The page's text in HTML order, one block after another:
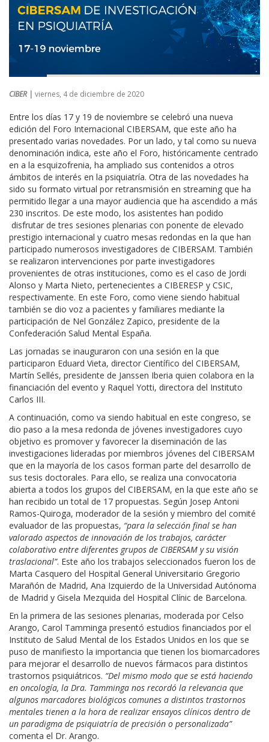
CIBER | viernes, 4 de diciembre de 2020
Entre los días 17 y 19 de noviembre se celebró una nueva
edición del Foro Internacional CIBERSAM, que este año ha
presentado varias novedades. Por un lado, y tal como su nueva
denominación indica, este año el Foro, históricamente centrado
en a la esquizofrenia, ha ampliado sus contenidos a otros
ámbitos de interés en la psiquiatría. Otra de las novedades ha
sido su formato virtual por retransmisión en streaming que ha
permitido llegar a una mayor audiencia que ha ascendido a más
230 inscritos. De este modo, los asistentes han podido
disfrutar de tres sesiones plenarias con ponente de elevado
prestigio internacional y cuatro mesas redondas en la que han
participado numerosos investigadores de CIBERSAM. También
se realizaron intervenciones por parte investigadores
provenientes de otras instituciones, como es el caso de Jordi
Alonso y Marta Nieto, pertenecientes a CIBERESP y CSIC,
respectivamente. En este Foro, como viene siendo habitual
también se dio voz a pacientes y familiares mediante la
participación de Nel González Zapico, presidente de la
Confederación Salud Mental España.
Las jornadas se inauguraron con una sesión en la que
participaron Eduard Vieta, director Científico del CIBERSAM,
Martín Sellés, presidente de Janssen Iberia quien colabora en la
financiación del evento y Raquel Yotti, directora del Instituto
Carlos III.
A continuación, como va siendo habitual en este congreso, se
dio paso a la mesa redonda de jóvenes investigadores cuyo
objetivo es promover y favorecer la diseminación de las
investigaciones lideradas por miembros jóvenes del CIBERSAM
que en la mayoría de los casos forman parte del desarrollo de
sus tesis doctorales. Para ello, se realiza una convocatoria
abierta a todos los grupos del CIBERSAM, en la que este año se
han recibido un total de 17 propuestas. Según Josep Antoni
Ramos-Quiroga, moderador de la sesión y miembro del comité
evaluador de las propuestas, “para la selección final se han
valorado aspectos de innovación de los trabajos, carácter
colaborativo entre diferentes grupos de CIBERSAM y su visión
traslacional”. Este año los trabajos seleccionados fueron los de
Marta Casquero del Hospital General Universitario Gregorio
Marañón de Madrid, Ana Izquierdo de la Universidad Autónoma
de Madrid y Gisela Mezquida del Hospital Clínic de Barcelona.
En la primera de las sesiones plenarias, moderada por Celso
Arango, Carol Tamminga presentó estudios financiados por el
Instituto de Salud Mental de los Estados Unidos en los que se
puso de manifiesto la importancia que tienen los biomarcadores
para mejorar el desarrollo de nuevos fármacos para distintos
trastornos psiquiátricos. “Del mismo modo que se está haciendo
en oncología, la Dra. Tamminga nos recordó la relevancia que
algunos marcadores biológicos comunes a distintos trastornos
mentales tienen a la hora de realizar ensayos clínicos dentro de
un paradigma de psiquiatría de precisión o personalizada”
comenta el Dr. Arango.